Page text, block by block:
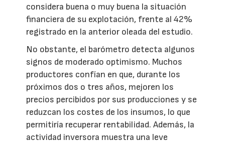
considera buena o muy buena la situación
financiera de su explotación, frente al 42%
registrado en la anterior oleada del estudio.
No obstante, el barómetro detecta algunos
signos de moderado optimismo. Muchos
productores confían en que, durante los
próximos dos o tres años, mejoren los
precios percibidos por sus producciones y se
reduzcan los costes de los insumos, lo que
permitiría recuperar rentabilidad. Además, la
actividad inversora muestra una leve